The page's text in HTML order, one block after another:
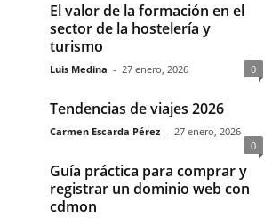
El valor de la formación en el
sector de la hostelería y
turismo
Luis Medina - 27 enero, 2026 0
Tendencias de viajes 2026
Carmen Escarda Pérez - 27 enero, 2026
0
Guía práctica para comprar y
registrar un dominio web con
cdmon